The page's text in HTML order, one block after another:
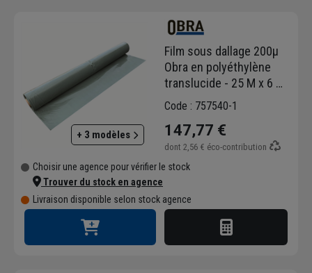
+ 3 modèles
Film sous dallage 200µ
Obra en polyéthylène
translucide - 25 M x 6 M
- 150 M²
Code : 757540-1
147,77 €
dont 2,56 € éco-contribution
Choisir une agence pour vérifier le stock
Trouver du stock en agence
Livraison disponible selon stock agence